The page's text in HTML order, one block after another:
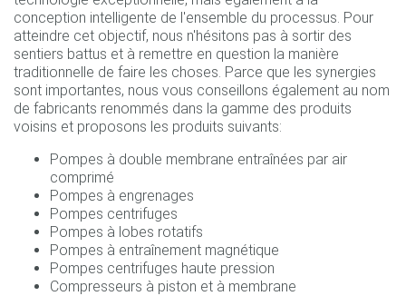
conception intelligente de l'ensemble du processus. Pour
atteindre cet objectif, nous n'hésitons pas à sortir des
sentiers battus et à remettre en question la manière
traditionnelle de faire les choses. Parce que les synergies
sont importantes, nous vous conseillons également au nom
de fabricants renommés dans la gamme des produits
voisins et proposons les produits suivants:
Pompes à double membrane entraînées par air
comprimé
Pompes à engrenages
Pompes centrifuges
Pompes à lobes rotatifs
Pompes à entraînement magnétique
Pompes centrifuges haute pression
Compresseurs à piston et à membrane